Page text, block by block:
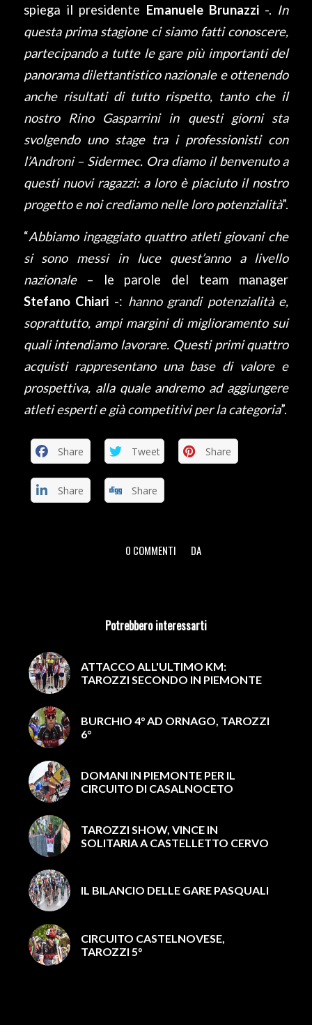
spiega il presidente Emanuele Brunazzi-. In
questa prima stagione ci siamo fatti conoscere,
partecipando a tutte le gare più importanti del
panorama dilettantistico nazionale e ottenendo
anche risultati di tutto rispetto, tanto che il
nostro Rino Gasparrini in questi giorni sta
svolgendo uno stage tra i professionisti con
l’Androni – Sidermec. Ora diamo il benvenuto a
questi nuovi ragazzi: a loro è piaciuto il nostro
progetto e noi crediamo nelle loro potenzialità”.
“Abbiamo ingaggiato quattro atleti giovani che
si sono messi in luce quest’anno a livello
nazionale– le parole del team manager
Stefano Chiari -: hanno grandi potenzialità e,
soprattutto, ampi margini di miglioramento sui
quali intendiamo lavorare. Questi primi quattro
acquisti rappresentano una base di valore e
prospettiva, alla quale andremo ad aggiungere
atleti esperti e già competitivi per la categoria”.
Share Tweet Share
Share Share
0 COMMENTI
/ DA
Potrebbero interessarti
ATTACCO ALL'ULTIMO KM:
TAROZZI SECONDO IN PIEMONTE
BURCHIO 4° AD ORNAGO, TAROZZI
6°
DOMANI IN PIEMONTE PER IL
CIRCUITO DI CASALNOCETO
TAROZZI SHOW, VINCE IN
SOLITARIA A CASTELLETTO CERVO
IL BILANCIO DELLE GARE PASQUALI
CIRCUITO CASTELNOVESE,
TAROZZI 5°